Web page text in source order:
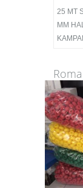
25 MT
MM